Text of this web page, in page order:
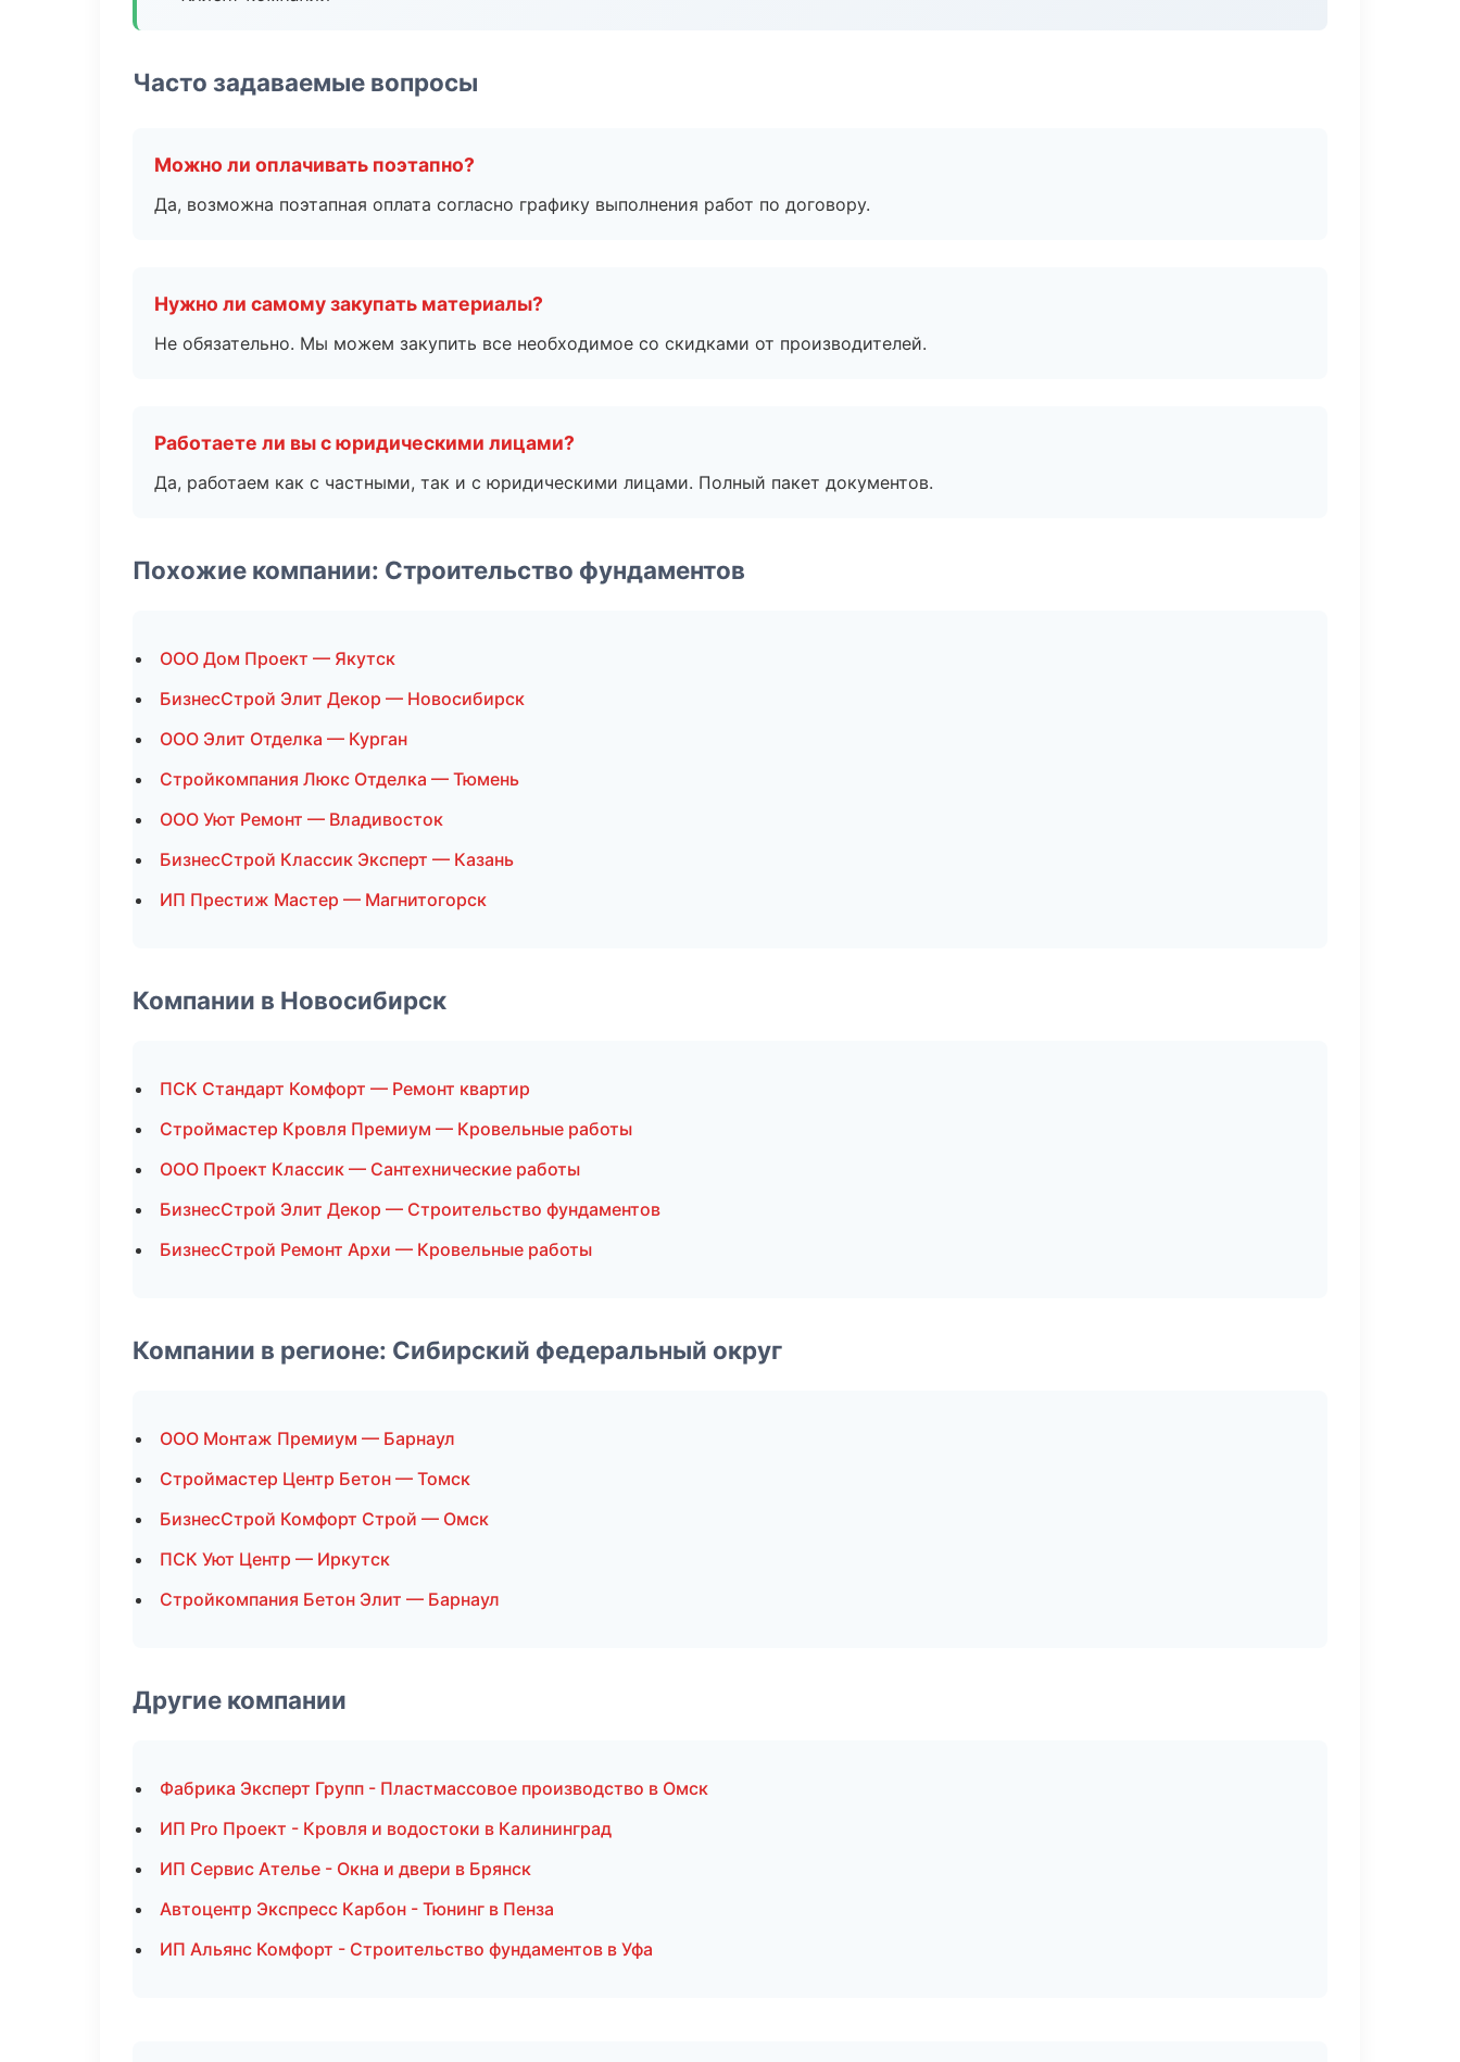
Часто задаваемые вопросы
Можно ли оплачивать поэтапно?
Да, возможна поэтапная оплата согласно графику выполнения работ по договору.
Нужно ли самому закупать материалы?
Не обязательно. Мы можем закупить все необходимое со скидками от производителей.
Работаете ли вы с юридическими лицами?
Да, работаем как с частными, так и с юридическими лицами. Полный пакет документов.
Похожие компании: Строительство фундаментов
ООО Дом Проект — Якутск
БизнесСтрой Элит Декор — Новосибирск
ООО Элит Отделка — Курган
Стройкомпания Люкс Отделка — Тюмень
ООО Уют Ремонт — Владивосток
БизнесСтрой Классик Эксперт — Казань
ИП Престиж Мастер — Магнитогорск
Компании в Новосибирск
ПСК Стандарт Комфорт — Ремонт квартир
Строймастер Кровля Премиум — Кровельные работы
ООО Проект Классик — Сантехнические работы
БизнесСтрой Элит Декор — Строительство фундаментов
БизнесСтрой Ремонт Архи — Кровельные работы
Компании в регионе: Сибирский федеральный округ
ООО Монтаж Премиум — Барнаул
Строймастер Центр Бетон — Томск
БизнесСтрой Комфорт Строй — Омск
ПСК Уют Центр — Иркутск
Стройкомпания Бетон Элит — Барнаул
Другие компании
Фабрика Эксперт Групп - Пластмассовое производство в Омск
ИП Pro Проект - Кровля и водостоки в Калининград
ИП Сервис Ателье - Окна и двери в Брянск
Автоцентр Экспресс Карбон - Тюнинг в Пенза
ИП Альянс Комфорт - Строительство фундаментов в Уфа